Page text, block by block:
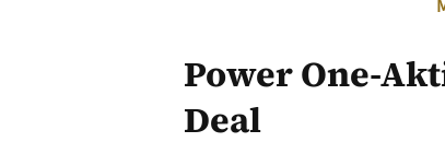
Power One-
Deal